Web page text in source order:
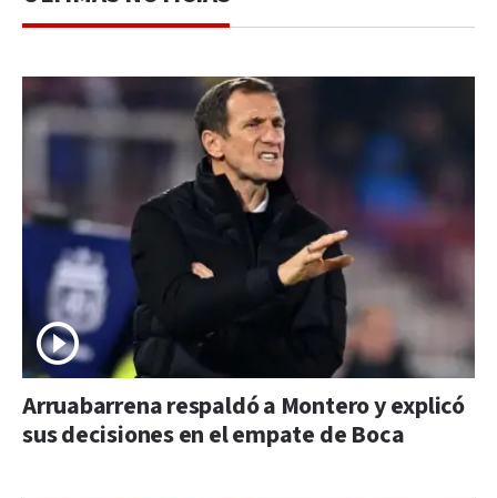
Arruabarrena respaldó a Montero y explicó
sus decisiones en el empate de Boca